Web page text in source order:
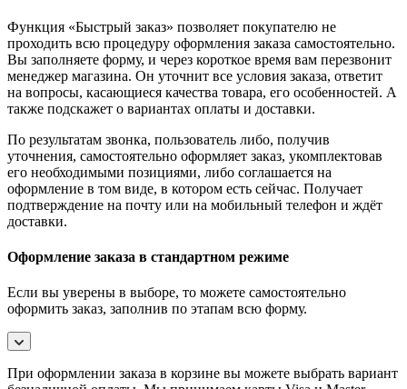
Функция «Быстрый заказ» позволяет покупателю не
проходить всю процедуру оформления заказа самостоятельно.
Вы заполняете форму, и через короткое время вам перезвонит
менеджер магазина. Он уточнит все условия заказа, ответит
на вопросы, касающиеся качества товара, его особенностей. А
также подскажет о вариантах оплаты и доставки.
По результатам звонка, пользователь либо, получив
уточнения, самостоятельно оформляет заказ, укомплектовав
его необходимыми позициями, либо соглашается на
оформление в том виде, в котором есть сейчас. Получает
подтверждение на почту или на мобильный телефон и ждёт
доставки.
Оформление заказа в стандартном режиме
Если вы уверены в выборе, то можете самостоятельно
оформить заказ, заполнив по этапам всю форму.
При оформлении заказа в корзине вы можете выбрать вариант